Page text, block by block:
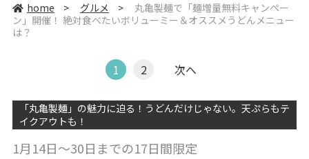
v
i
home > グルメ >
丸亀製麺で「麺増量無料キャンペー
ン」開催！ 絶対食べたいボリューミー＆オススメうどんメニュー
は？
1 2 次へ
「丸亀製麺」の魅力に迫る！うどんだけじゃない。天ぷらもテ
イクアウトも！
1月14日～30日までの17日間限定